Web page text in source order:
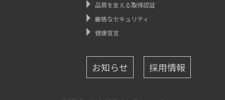
品質を支える取得認証
厳格なセキュリティ
健康宣言
お知らせ 採用情報